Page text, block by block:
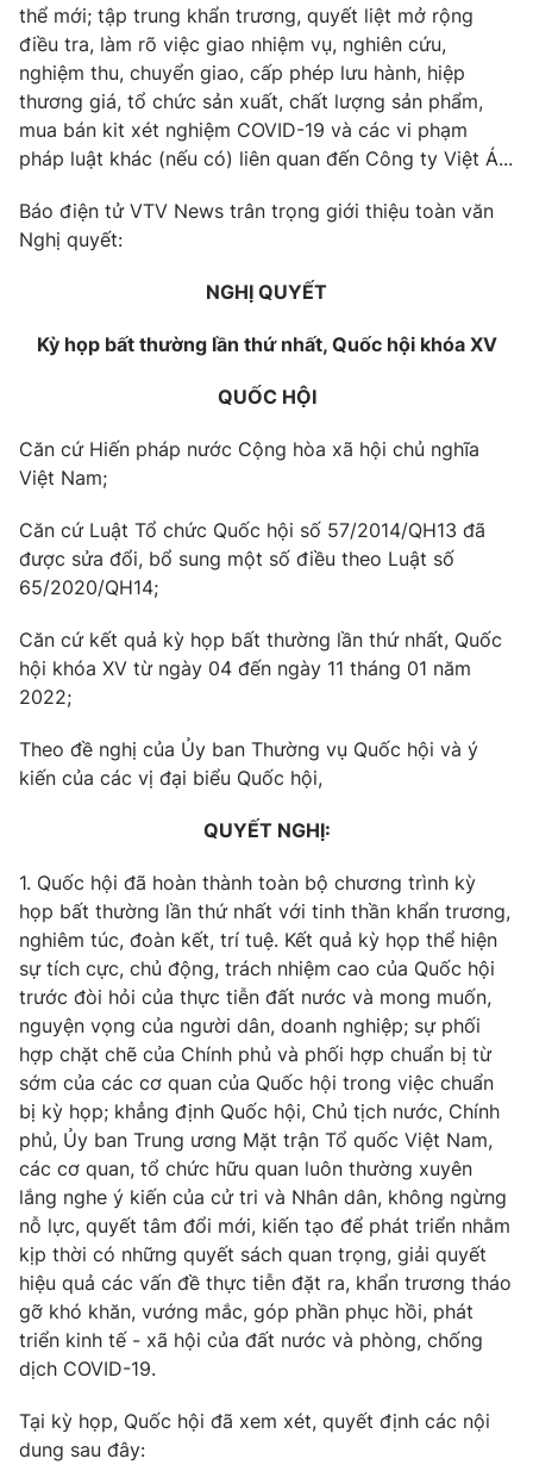
Chuyên mục khác
Emagazine Podcast
Photo Infographic
Video Shorts video
VTV Sức khoẻ Bất động sản
Tấm lòng Việt
VTV4
VTV9 VTV8
THỜI BÁO VTV
Cơ quan chủ quản:Đài Truyền hình Việt Nam
Cơ quan báo chí:Thời báo VTV
Giấy phép hoạt động báo in và báo điện tử số 483/GP-BTTTT
cấp ngày 29/12/2023
Tổng Biên tập: Vũ Thanh Thủy
Phó Tổng Biên tập:Nguyễn Thị Mỹ Hạnh, Phạm Quốc Thắng,
Nguyễn Trọng Ninh
Tổng đài VTV: 024.38 355 931 - 024.38 355 932
Ðiện thoại Thời báo VTV:
024.66 897 897
Email: toasoan@vtv.vn
Liên hệ quảng cáo: 024-7300.7108
thể mới; tập trung khẩn trương, quyết liệt mở rộng
điều tra, làm rõ việc giao nhiệm vụ, nghiên cứu,
nghiệm thu, chuyển giao, cấp phép lưu hành, hiệp
thương giá, tổ chức sản xuất, chất lượng sản phẩm,
mua bán kit xét nghiệm COVID-19 và các vi phạm
pháp luật khác (nếu có) liên quan đến Công ty Việt Á...
Báo điện tử VTV News trân trọng giới thiệu toàn văn
Nghị quyết:
NGHỊ QUYẾT
Kỳ họp bất thường lần thứ nhất, Quốc hội khóa XV
QUỐC HỘI
Căn cứ Hiến pháp nước Cộng hòa xã hội chủ nghĩa
Việt Nam;
Căn cứ Luật Tổ chức Quốc hội số 57/2014/QH13 đã
được sửa đổi, bổ sung một số điều theo Luật số
65/2020/QH14;
Căn cứ kết quả kỳ họp bất thường lần thứ nhất, Quốc
hội khóa XV từ ngày 04 đến ngày 11 tháng 01 năm
2022;
Theo đề nghị của Ủy ban Thường vụ Quốc hội và ý
kiến của các vị đại biểu Quốc hội,
QUYẾT NGHỊ:
1. Quốc hội đã hoàn thành toàn bộ chương trình kỳ
họp bất thường lần thứ nhất với tinh thần khẩn trương,
nghiêm túc, đoàn kết, trí tuệ. Kết quả kỳ họp thể hiện
sự tích cực, chủ động, trách nhiệm cao của Quốc hội
trước đòi hỏi của thực tiễn đất nước và mong muốn,
nguyện vọng của người dân, doanh nghiệp; sự phối
hợp chặt chẽ của Chính phủ và phối hợp chuẩn bị từ
sớm của các cơ quan của Quốc hội trong việc chuẩn
bị kỳ họp; khẳng định Quốc hội, Chủ tịch nước, Chính
phủ, Ủy ban Trung ương Mặt trận Tổ quốc Việt Nam,
các cơ quan, tổ chức hữu quan luôn thường xuyên
lắng nghe ý kiến của cử tri và Nhân dân, không ngừng
nỗ lực, quyết tâm đổi mới, kiến tạo để phát triển nhằm
kịp thời có những quyết sách quan trọng, giải quyết
hiệu quả các vấn đề thực tiễn đặt ra, khẩn trương tháo
gỡ khó khăn, vướng mắc, góp phần phục hồi, phát
triển kinh tế - xã hội của đất nước và phòng, chống
dịch COVID-19.
Tại kỳ họp, Quốc hội đã xem xét, quyết định các nội
dung sau đây: